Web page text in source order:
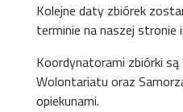
Kolejne daty zbiórek
terminie na naszej stronie
Koordynatorami zbiórki są
Wolontariatu oraz
opiekunami.